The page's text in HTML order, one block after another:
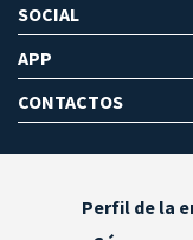
SOCIAL
APP
CONTACTOS
Perfil de la